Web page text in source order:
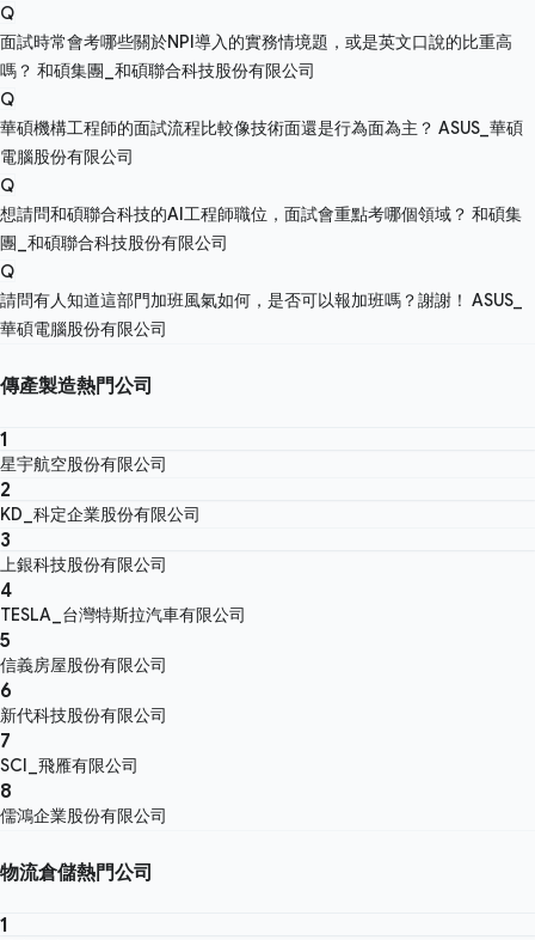
Q
面試時常會考哪些關於NPI導入的實務情境題，或是英文口說的比重高
嗎？ 和碩集團_和碩聯合科技股份有限公司
Q
華碩機構工程師的面試流程比較像技術面還是行為面為主？ ASUS_華碩
電腦股份有限公司
Q
想請問和碩聯合科技的AI工程師職位，面試會重點考哪個領域？ 和碩集
團_和碩聯合科技股份有限公司
Q
請問有人知道這部門加班風氣如何，是否可以報加班嗎？謝謝！ ASUS_
華碩電腦股份有限公司
傳產製造熱門公司
1
星宇航空股份有限公司
2
KD_科定企業股份有限公司
3
上銀科技股份有限公司
4
TESLA_台灣特斯拉汽車有限公司
5
信義房屋股份有限公司
6
新代科技股份有限公司
7
SCI_飛雁有限公司
8
儒鴻企業股份有限公司
物流倉儲熱門公司
1